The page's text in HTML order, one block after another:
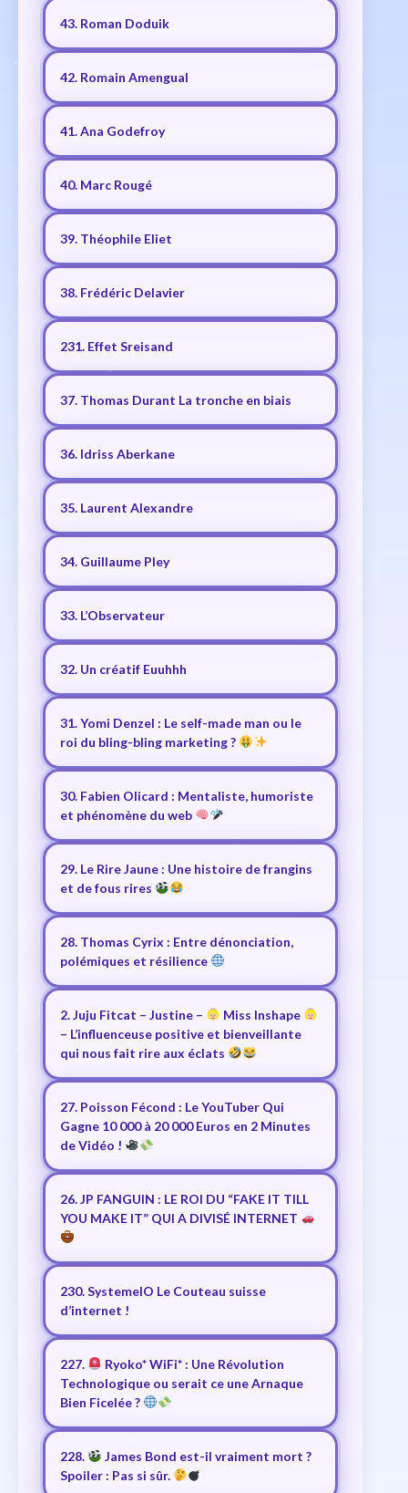
43. Roman Doduik
42. Romain Amengual
41. Ana Godefroy
40. Marc Rougé
39. Théophile Eliet
38. Frédéric Delavier
231. Effet Sreisand
37. Thomas Durant La tronche en biais
36. Idriss Aberkane
35. Laurent Alexandre
34. Guillaume Pley
33. L’Observateur
32. Un créatif Euuhhh
31. Yomi Denzel : Le self-made man ou le
roi du bling-bling marketing ?
30. Fabien Olicard : Mentaliste, humoriste
et phénomène du web
29. Le Rire Jaune : Une histoire de frangins
et de fous rires
28. Thomas Cyrix : Entre dénonciation,
polémiques et résilience
2. Juju Fitcat – Justine –
Miss Inshape
– L’influenceuse positive et bienveillante
qui nous fait rire aux éclats
27. Poisson Fécond : Le YouTuber Qui
Gagne 10 000 à 20 000 Euros en 2 Minutes
de Vidéo !
26. JP FANGUIN : LE ROI DU “FAKE IT TILL
YOU MAKE IT” QUI A DIVISÉ INTERNET
230. SystemeIO Le Couteau suisse
d’internet !
227.
Ryoko* WiFi* : Une Révolution
Technologique ou serait ce une Arnaque
Bien Ficelée ?
228.
James Bond est-il vraiment mort ?
Spoiler : Pas si sûr.